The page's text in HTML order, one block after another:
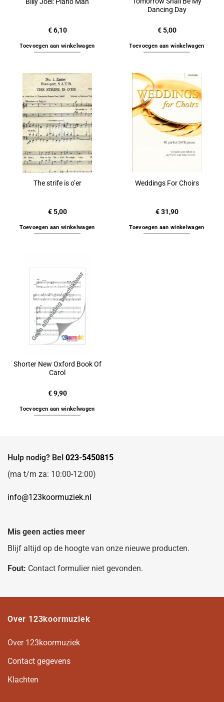
€6,10
Toevoegen aan winkelwagen
Dancing Day
€5,00
Toevoegen aan winkelwagen
The strife is o’er
€5,00
Toevoegen aan winkelwagen
Weddings For Choirs
€31,90
Toevoegen aan winkelwagen
Shorter New Oxford Book Of
Carol
€9,90
Toevoegen aan winkelwagen
Hulp nodig? Bel 023-5450815
(ma t/m za: 10:00-12:00)
info@123koormuziek.nl
Mis geen acties meer
Blijf altijd op de hoogte van onze nieuwe producten.
Fout: Contact formulier niet gevonden.
Over 123koormuziek
Over 123koormuziek
Contact gegevens
Klachten